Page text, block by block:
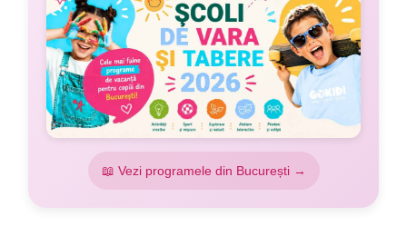
📖 Vezi programele din București →